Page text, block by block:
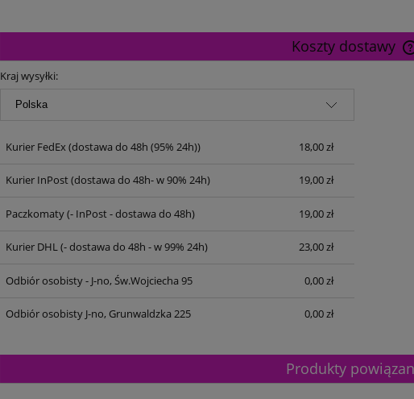
Koszty dostawy
Kraj wysyłki:
Kurier FedEx(dostawa do 48h (95% 24h)) 18,00 zł
Kurier InPost(dostawa do 48h- w 90% 24h) 19,00 zł
Paczkomaty(- InPost - dostawa do 48h) 19,00 zł
Kurier DHL(- dostawa do 48h - w 99% 24h) 23,00 zł
Odbiór osobisty - J-no, Św.Wojciecha 95 0,00 zł
Odbiór osobisty J-no, Grunwaldzka 225 0,00 zł
Produkty